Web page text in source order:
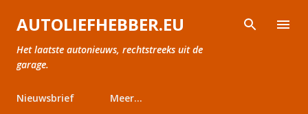
Doorgaan naar hoofdcontent
AUTOLIEFHEBBER.EU
Het laatste autonieuws, rechtstreeks uit de
garage.
Nieuwsbrief Meer…